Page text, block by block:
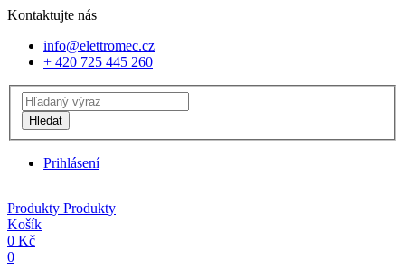
Kontaktujte nás
info@elettromec.cz
+ 420 725 445 260
Hledat
Prihlásení
Produkty Produkty
Košík
0 Kč
0